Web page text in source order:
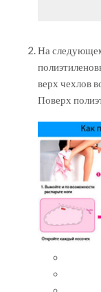
На
верх чехлов
Поверх